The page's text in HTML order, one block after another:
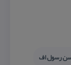
رسول اف